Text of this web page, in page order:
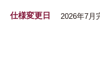
仕様変更日 2026年7月